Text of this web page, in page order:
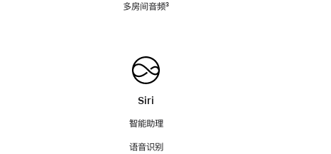
多房间音频脚
³
Siri
智能助理
语音识别